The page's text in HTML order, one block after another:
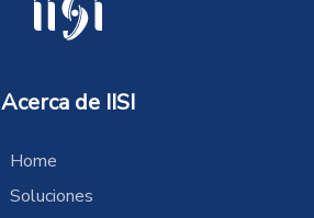
Acerca de IISI
Home
Soluciones